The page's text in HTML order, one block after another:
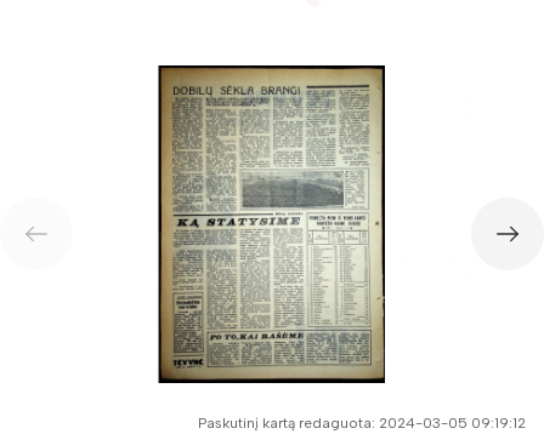
Paskutinį kartą redaguota: 2024-03-05 09:19:12